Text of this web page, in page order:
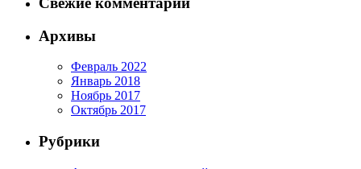
Архивы
Февраль 2022
Январь 2018
Ноябрь 2017
Октябрь 2017
Рубрики